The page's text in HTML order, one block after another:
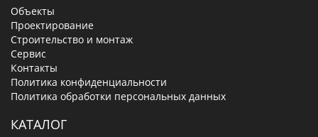
Объекты
Проектирование
Строительство и монтаж
Сервис
Контакты
Политика конфиденциальности
Политика обработки персональных данных
КАТАЛОГ